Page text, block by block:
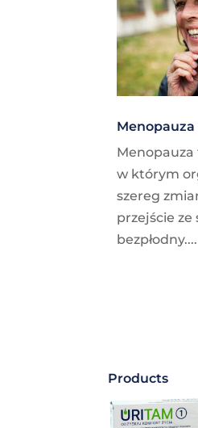
Menopauza
w którym
szereg
przejście ze
bezpłodny....
Products